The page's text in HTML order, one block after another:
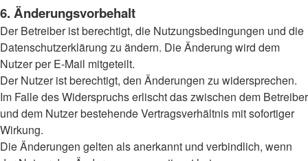
6. Änderungsvorbehalt
Der Betreiber ist berechtigt, die Nutzungsbedingungen und die
Datenschutzerklärung zu ändern. Die Änderung wird dem
Nutzer per E-Mail mitgeteilt.
Der Nutzer ist berechtigt, den Änderungen zu widersprechen.
Im Falle des Widerspruchs erlischt das zwischen dem Betreiber
und dem Nutzer bestehende Vertragsverhältnis mit sofortiger
Wirkung.
Die Änderungen gelten als anerkannt und verbindlich, wenn